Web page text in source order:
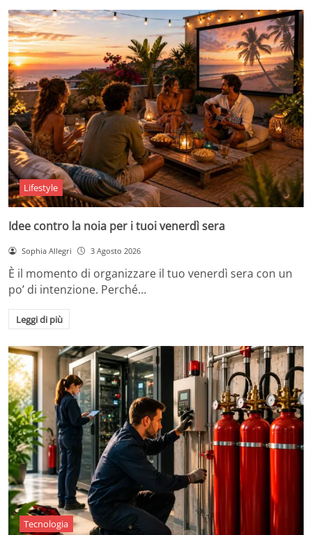
Lifestyle
Idee contro la noia per i tuoi venerdì sera
Sophia Allegri 3 Agosto 2026
È il momento di organizzare il tuo venerdì sera con un
po’ di intenzione. Perché…
Leggi di più
Tecnologia